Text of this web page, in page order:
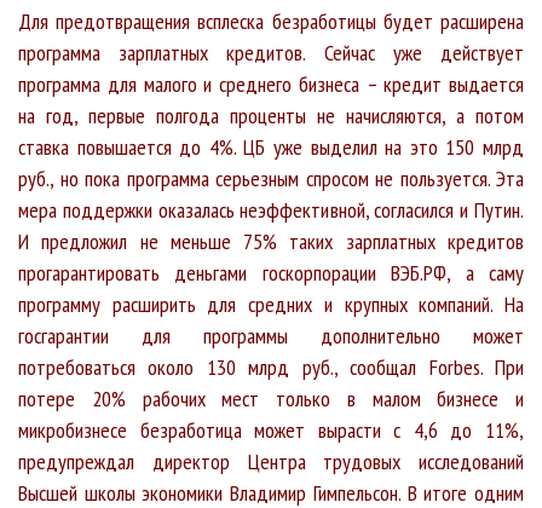
Для предотвращения всплеска безработицы будет расширена
программа зарплатных кредитов. Сейчас уже действует
программа для малого и среднего бизнеса – кредит выдается
на год, первые полгода проценты не начисляются, а потом
ставка повышается до 4%. ЦБ уже выделил на это 150 млрд
руб., но пока программа серьезным спросом не пользуется. Эта
мера поддержки оказалась неэффективной, согласился и Путин.
И предложил не меньше 75% таких зарплатных кредитов
прогарантировать деньгами госкорпорации ВЭБ.РФ, а саму
программу расширить для средних и крупных компаний. На
госгарантии для программы дополнительно может
потребоваться около 130 млрд руб., сообщал Forbes. При
потере 20% рабочих мест только в малом бизнесе и
микробизнесе безработица может вырасти с 4,6 до 11%,
предупреждал директор Центра трудовых исследований
Высшей школы экономики Владимир Гимпельсон. В итоге одним